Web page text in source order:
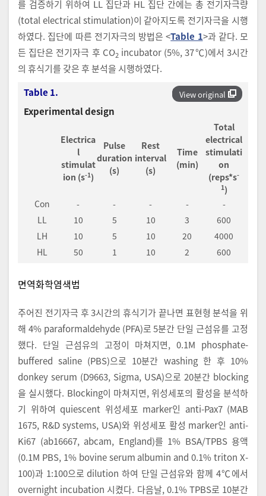
를 검증하기 위하여 LL 집단과 HL 집단 간에는 총 전기자극량
(total electrical stimulation)이 같아지도록 전기자극을 시행
하였다. 집단에 따른 전기자극의 방법은 <Table 1>과 같다. 모
든 집단은 전기자극 후 CO2incubator (5%, 37℃)에서 3시간
의 휴식기를 갖은 후 분석을 시행하였다.
View original
Table 1.
Experimental design
Electrica
l
stimulat
ion (s-1)
Pulse
duration
(s)
Rest
interval
(s)
Time
(min)
Total
electrical
stimulati
on
(reps*s-
1)
Con
- - - -
-
LL
10 5 10 3
600
LH
10 5 10 20
4000
HL
50 1 10 2 600
면역화학염색법
주어진 전기자극 후 3시간의 휴식기가 끝나면 표현형 분석을 위
해 4% paraformaldehyde (PFA)로 5분간 단일 근섬유를 고정
했다. 단일 근섬유의 고정이 마쳐지면, 0.1M phosphate-
buffered saline (PBS)으로 10분간 washing 한 후 10%
donkey serum (D9663, Sigma, USA)으로 20분간 blocking
을 실시했다. Blocking이 마쳐지면, 위성세포의 활성을 분석하
기 위하여 quiescent 위성세포 marker인 anti-Pax7 (MAB
1675, R&D systems, USA)와 위성세포 활성 marker인 anti-
Ki67 (ab16667, abcam, England)를 1% BSA/TPBS 용액
(0.1M PBS, 1% bovine serum albumin and 0.1% triton X-
100)과 1:100으로 dilution 하여 단일 근섬유와 함께 4℃에서
overnight incubation 시켰다. 다음날, 0.1% TPBS로 10분간